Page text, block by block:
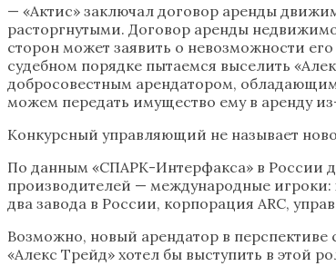
— «Актис» заключал договор аренды
расторгнутыми. Договор аренды
сторон может заявить о невозможности
судебном порядке пытаемся выселить
добросовестным арендатором,
можем передать имущество ему в аренду
Конкурсный управляющий не называет
По данным «СПАРК-Интерфакса» в России
производителей — международные
два завода в России, корпорация ARC,
Возможно, новый арендатор в перспективе
«Алекс Трейд» хотел бы выступить в этой